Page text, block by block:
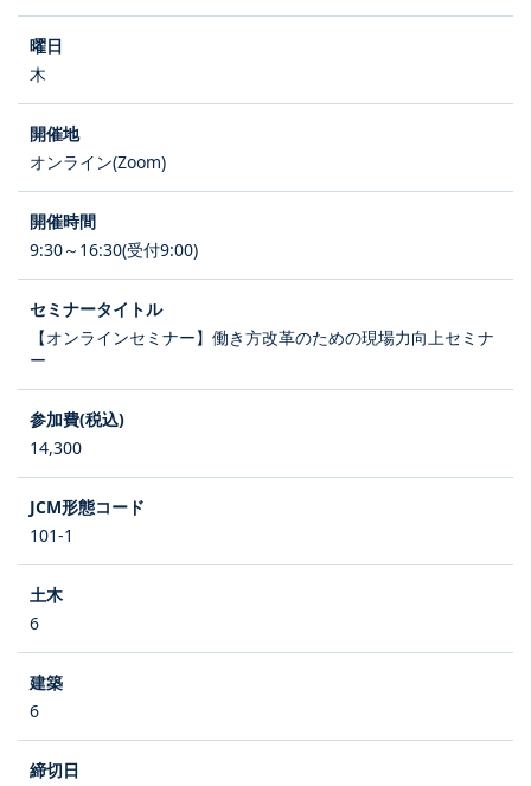
木
オンライン(Zoom)
9:30～16:30(受付9:00)
【オンラインセミナー】働き方改革のための現場力向上セミナ
ー
14,300
101-1
6
6